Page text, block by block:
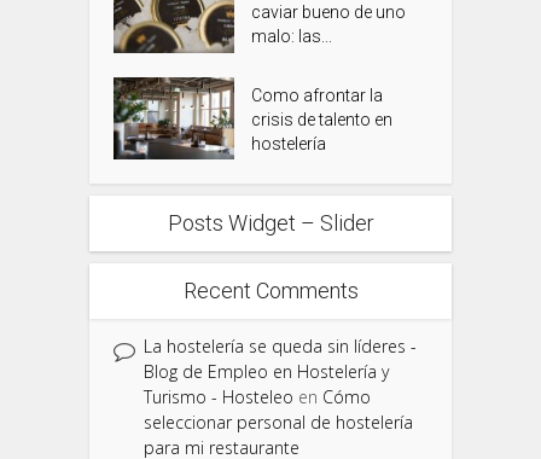
caviar bueno de uno
malo: las...
Como afrontar la
crisis de talento en
hostelería
Posts Widget – Slider
Recent Comments
La hostelería se queda sin líderes -
Blog de Empleo en Hostelería y
Turismo - Hosteleo en Cómo
seleccionar personal de hostelería
para mi restaurante